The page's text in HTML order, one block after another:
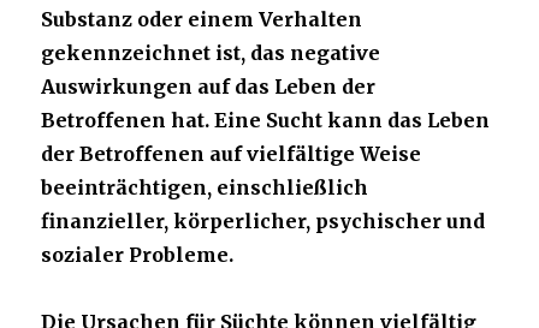
Substanz oder einem Verhalten
gekennzeichnet ist, das negative
Auswirkungen auf das Leben der
Betroffenen hat. Eine Sucht kann das Leben
der Betroffenen auf vielfältige Weise
beeinträchtigen, einschließlich
finanzieller, körperlicher, psychischer und
sozialer Probleme.
Die Ursachen für Süchte können vielfältig